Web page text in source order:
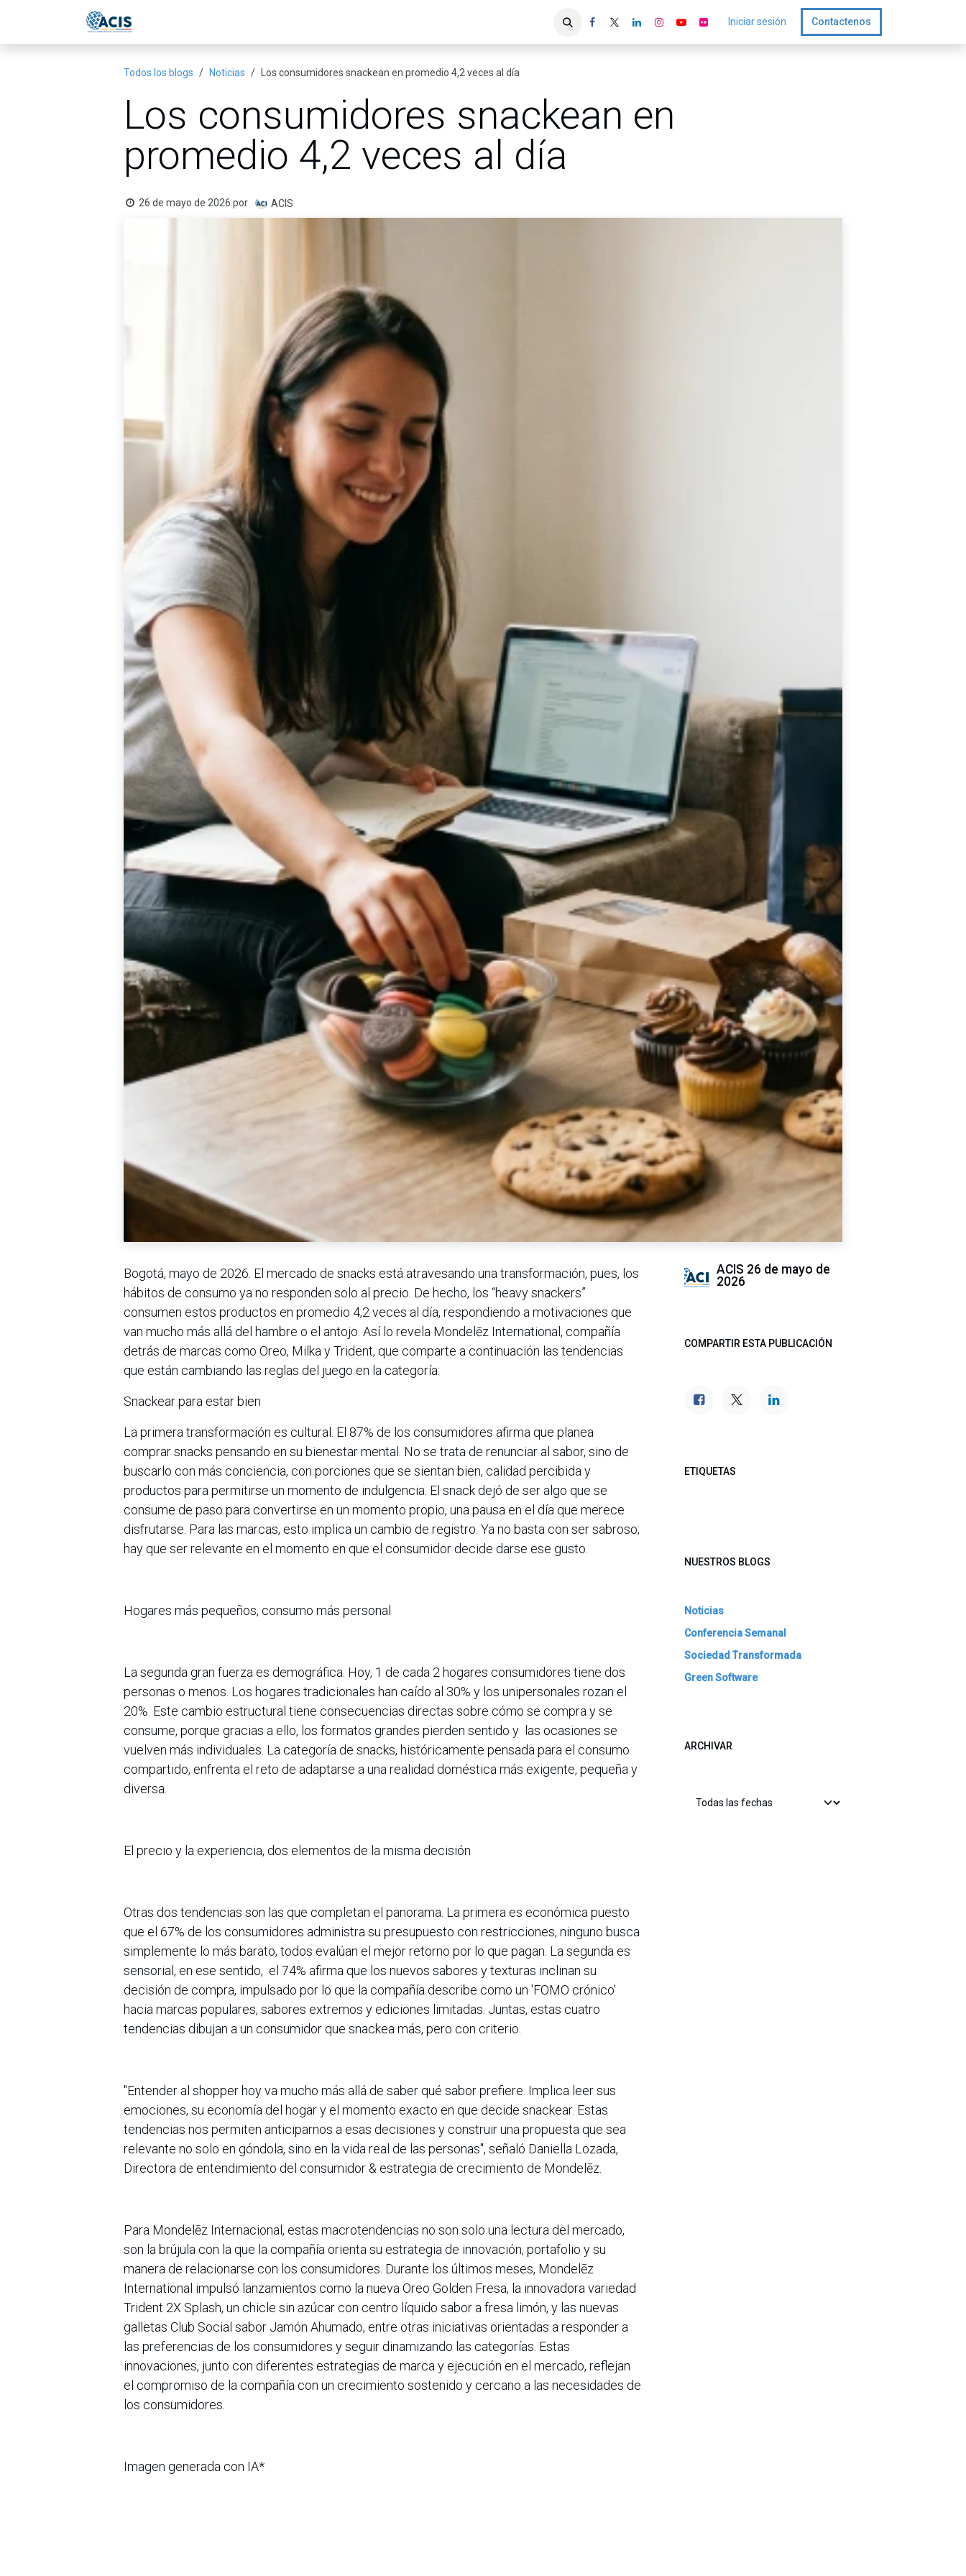
Iniciar sesión Contactenos
Todos los blogs Noticias Los consumidores snackean en promedio 4,2 veces al día
Los consumidores snackean en
promedio 4,2 veces al día
26 de mayo de 2026 por ACIS
Bogotá, mayo de 2026. El mercado de snacks está atravesando una transformación, pues, los
hábitos de consumo ya no responden solo al precio. De hecho, los “heavy snackers”
consumen estos productos en promedio 4,2 veces al día, respondiendo a motivaciones que
van mucho más allá del hambre o el antojo. Así lo revela Mondelēz International, compañía
detrás de marcas como Oreo, Milka y Trident, que comparte a continuación las tendencias
que están cambiando las reglas del juego en la categoría:
Snackear para estar bien
La primera transformación es cultural. El 87% de los consumidores afirma que planea
comprar snacks pensando en su bienestar mental. No se trata de renunciar al sabor, sino de
buscarlo con más conciencia, con porciones que se sientan bien, calidad percibida y
productos para permitirse un momento de indulgencia. El snack dejó de ser algo que se
consume de paso para convertirse en un momento propio, una pausa en el día que merece
disfrutarse. Para las marcas, esto implica un cambio de registro. Ya no basta con ser sabroso;
hay que ser relevante en el momento en que el consumidor decide darse ese gusto.
Hogares más pequeños, consumo más personal
La segunda gran fuerza es demográfica. Hoy, 1 de cada 2 hogares consumidores tiene dos
personas o menos. Los hogares tradicionales han caído al 30% y los unipersonales rozan el
20%. Este cambio estructural tiene consecuencias directas sobre cómo se compra y se
consume, porque gracias a ello, los formatos grandes pierden sentido y las ocasiones se
vuelven más individuales. La categoría de snacks, históricamente pensada para el consumo
compartido, enfrenta el reto de adaptarse a una realidad doméstica más exigente, pequeña y
diversa.
El precio y la experiencia, dos elementos de la misma decisión
Otras dos tendencias son las que completan el panorama. La primera es económica puesto
que el 67% de los consumidores administra su presupuesto con restricciones, ninguno busca
simplemente lo más barato, todos evalúan el mejor retorno por lo que pagan. La segunda es
sensorial, en ese sentido, el 74% afirma que los nuevos sabores y texturas inclinan su
decisión de compra, impulsado por lo que la compañía describe como un 'FOMO crónico'
hacia marcas populares, sabores extremos y ediciones limitadas. Juntas, estas cuatro
tendencias dibujan a un consumidor que snackea más, pero con criterio.
"Entender al shopper hoy va mucho más allá de saber qué sabor prefiere. Implica leer sus
emociones, su economía del hogar y el momento exacto en que decide snackear. Estas
tendencias nos permiten anticiparnos a esas decisiones y construir una propuesta que sea
relevante no solo en góndola, sino en la vida real de las personas", señaló Daniella Lozada,
Directora de entendimiento del consumidor & estrategia de crecimiento de Mondelēz.
Para Mondelēz Internacional, estas macrotendencias no son solo una lectura del mercado,
son la brújula con la que la compañía orienta su estrategia de innovación, portafolio y su
manera de relacionarse con los consumidores. Durante los últimos meses, Mondelēz
International impulsó lanzamientos como la nueva Oreo Golden Fresa, la innovadora variedad
Trident 2X Splash, un chicle sin azúcar con centro líquido sabor a fresa limón, y las nuevas
galletas Club Social sabor Jamón Ahumado, entre otras iniciativas orientadas a responder a
las preferencias de los consumidores y seguir dinamizando las categorías. Estas
innovaciones, junto con diferentes estrategias de marca y ejecución en el mercado, reflejan
el compromiso de la compañía con un crecimiento sostenido y cercano a las necesidades de
los consumidores.
Imagen generada con IA*
ACIS 26 de mayo de
2026
COMPARTIR ESTA PUBLICACIÓN
ETIQUETAS
NUESTROS BLOGS
Noticias
Conferencia Semanal
Sociedad Transformada
Green Software
ARCHIVAR